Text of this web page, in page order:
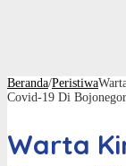
Beranda/Peristiwa
Covid-19 Di
Warta